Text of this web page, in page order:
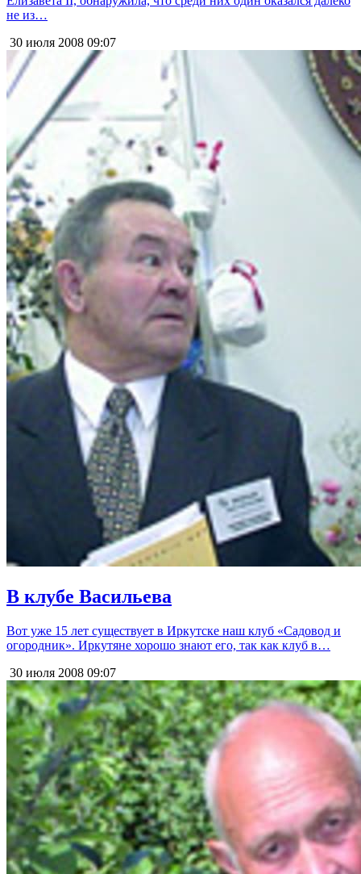
не из…
30 июля 2008 09:07
В клубе Васильева
Вот уже 15 лет существует в Иркутске наш клуб «Садовод и
огородник». Иркутяне хорошо знают его, так как клуб в…
30 июля 2008 09:07